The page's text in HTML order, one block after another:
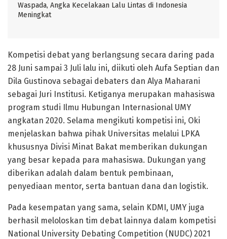
Waspada, Angka Kecelakaan Lalu Lintas di Indonesia
Meningkat
Kompetisi debat yang berlangsung secara daring pada
28 Juni sampai 3 Juli lalu ini, diikuti oleh Aufa Septian dan
Dila Gustinova sebagai debaters dan Alya Maharani
sebagai Juri Institusi. Ketiganya merupakan mahasiswa
program studi Ilmu Hubungan Internasional UMY
angkatan 2020. Selama mengikuti kompetisi ini, Oki
menjelaskan bahwa pihak Universitas melalui LPKA
khususnya Divisi Minat Bakat memberikan dukungan
yang besar kepada para mahasiswa. Dukungan yang
diberikan adalah dalam bentuk pembinaan,
penyediaan mentor, serta bantuan dana dan logistik.
Pada kesempatan yang sama, selain KDMI, UMY juga
berhasil meloloskan tim debat lainnya dalam kompetisi
National University Debating Competition (NUDC) 2021